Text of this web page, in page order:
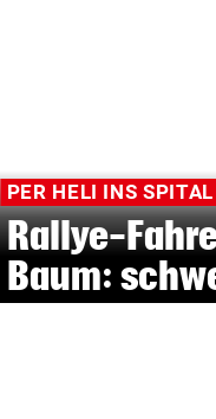
PER HELI INS SPITAL
Rallye-
Baum: